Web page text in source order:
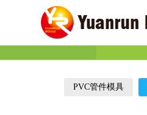
PVC管件模具